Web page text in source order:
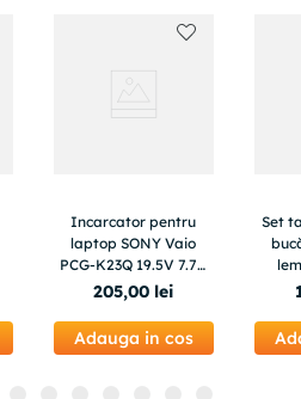
Incarcator pentru
laptop SONY Vaio
PCG-K23Q 19.5V 7.7A
150W conector
205,00 lei
Adauga in cos
Set